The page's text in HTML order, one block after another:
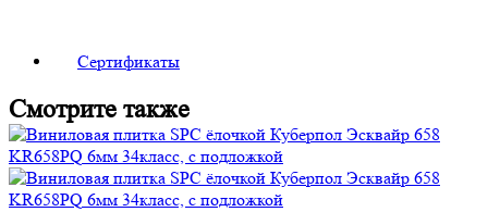
Сертификаты
Смотрите также